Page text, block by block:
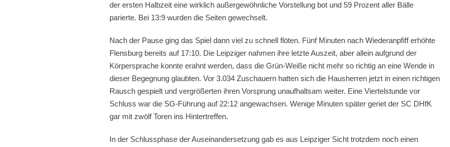
der ersten Halbzeit eine wirklich außergewöhnliche Vorstellung bot und 59 Prozent aller Bälle
parierte. Bei 13:9 wurden die Seiten gewechselt.
Nach der Pause ging das Spiel dann viel zu schnell flöten. Fünf Minuten nach Wiederanpfiff erhöhte
Flensburg bereits auf 17:10. Die Leipziger nahmen ihre letzte Auszeit, aber allein aufgrund der
Körpersprache konnte erahnt werden, dass die Grün-Weiße nicht mehr so richtig an eine Wende in
dieser Begegnung glaubten. Vor 3.034 Zuschauern hatten sich die Hausherren jetzt in einen richtigen
Rausch gespielt und vergrößerten ihren Vorsprung unaufhaltsam weiter. Eine Viertelstunde vor
Schluss war die SG-Führung auf 22:12 angewachsen. Wenige Minuten später geriet der SC DHfK
gar mit zwölf Toren ins Hintertreffen.
In der Schlussphase der Auseinandersetzung gab es aus Leipziger Sicht trotzdem noch einen